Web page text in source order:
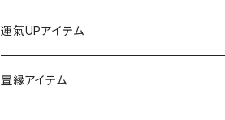
チャーム
バッグチャーム
ちびがま
カードケース
運氣UPアイテム
畳縁アイテム